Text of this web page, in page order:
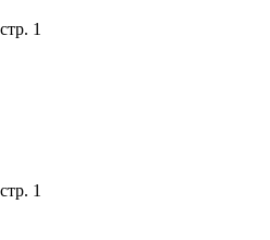
1
1